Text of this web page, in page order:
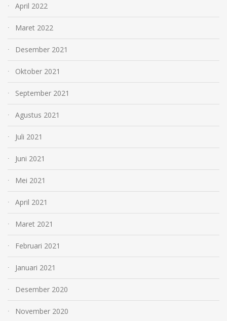
April 2022
Maret 2022
Desember 2021
Oktober 2021
September 2021
Agustus 2021
Juli 2021
Juni 2021
Mei 2021
April 2021
Maret 2021
Februari 2021
Januari 2021
Desember 2020
November 2020